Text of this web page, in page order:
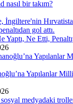
nasıl bir takım?
Yaptı, Ne Etti,
Yapılanlar